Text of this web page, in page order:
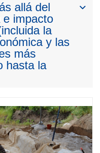
allá del
e impacto
la
y las
más
hasta la